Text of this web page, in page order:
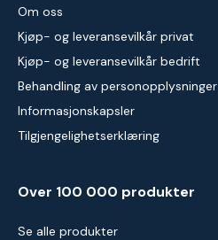
Om oss
Kjøp- og leveransevilkår privat
Kjøp- og leveransevilkår bedrift
Behandling av personopplysninger
Informasjonskapsler
Tilgjengelighetserklæring
Over 100 000 produkter
Se alle produkter